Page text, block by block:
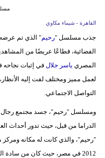
القاهرة - شيماء مكاوي
جذب مسلسل "رحيم" الذي تم
الفضائية، قطاعًا عريضًا من
المصري ياسر جلالفي إثبات نجاحه
لعمل مميز ومختلف لفت إليه
التواصل الاجتماعي.
ومسلسل "رحيم"، جسد مجتمع رجال
الدراما من قبل، حيث تدور أحداث
"رحيم"، والذي كانت له مكانه ومركز
2012 في مصر، حيث كان من سادة